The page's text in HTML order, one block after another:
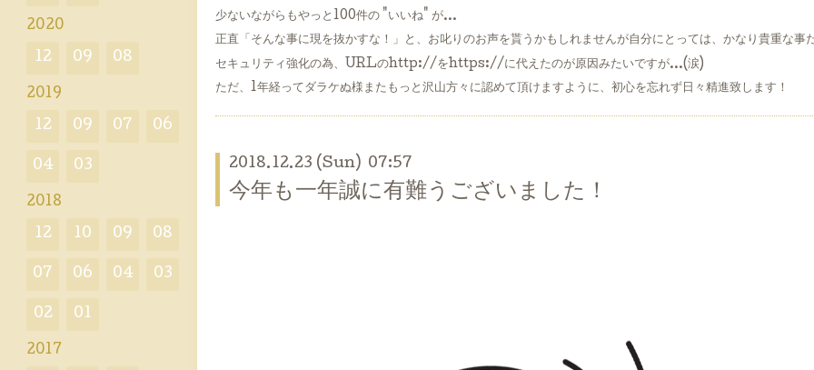
少ないながらもやっと100件の "いいね" が…
正直「そんな事に現を抜かすな！」と、お叱りのお声を貰うかもしれませんが自分にとっては、かなり貴重な
セキュリティ強化の為、URLのhttp://をhttps://に代えたのが原因みたいですが…(涙)
ただ、1年経ってダラケぬ様またもっと沢山方々に認めて頂けますように、初心を忘れず日々精進致します！
2018.12.23 (Sun) 07:57
今年も一年誠に有難うございました！
2020
12 09 08
2019
12 09 07 06
04 03
2018
12 10 09 08
07 06 04 03
02 01
2017